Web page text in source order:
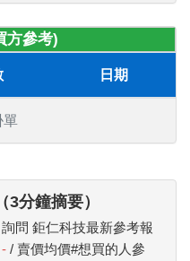
方參考)
日期
單
分鐘摘要）
問 鉅仁科技最新參考報
- / 賣價均價#想買的人參